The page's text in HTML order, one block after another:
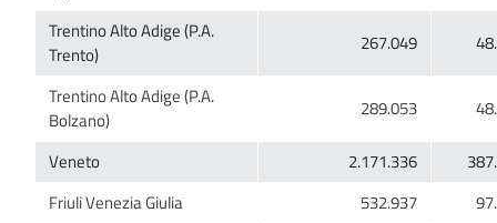
Trentino Alto Adige (P.A.
Trentino Alto Adige (P.A.